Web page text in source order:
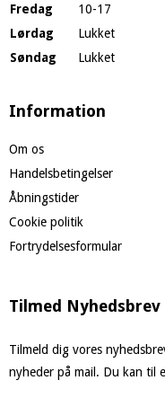
Fredag
10-17
Lørdag
Lukket
Søndag
Lukket
Information
Om os
Handelsbetingelser
Åbningstider
Cookie politik
Fortrydelsesformular
Tilmed Nyhedsbrev
Tilmeld dig vores
nyheder på mail. Du kan til